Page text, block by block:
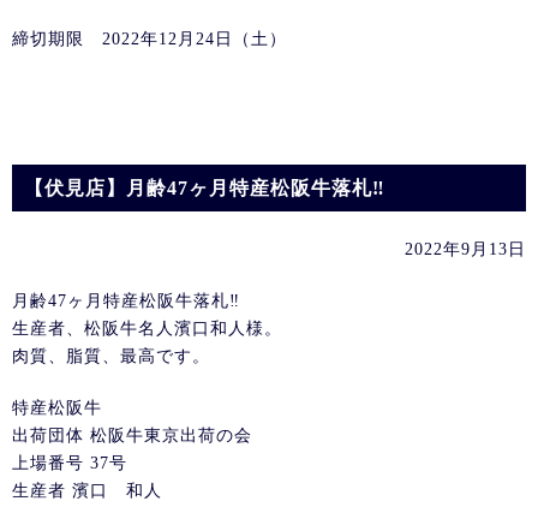
締切期限 2022年12月24日（土）
【伏見店】月齢47ヶ月特産松阪牛落札‼️
2022年9月13日
月齢47ヶ月特産松阪牛落札‼️
生産者、松阪牛名人濱口和人様。
肉質、脂質、最高です。
特産松阪牛
出荷団体 松阪牛東京出荷の会
上場番号 37号
生産者 濱口 和人